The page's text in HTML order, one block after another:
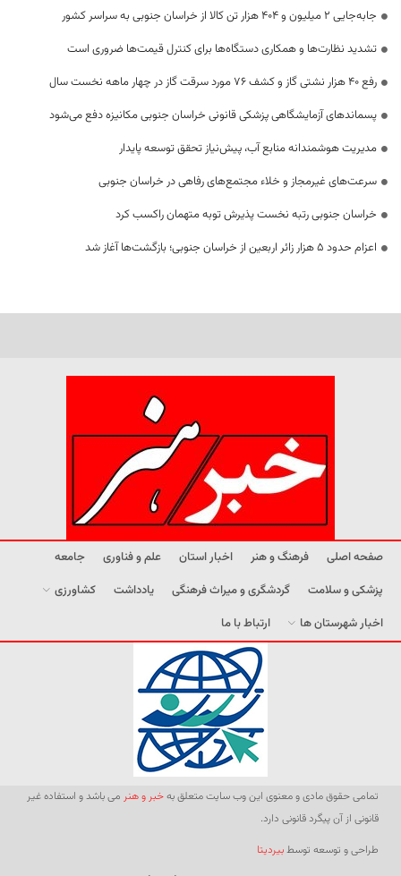
جابه‌جایی 2 میلیون و 404 هزار تن کالا از خراسان جنوبی به سراسر کشور
تشدید نظارت‌ها و همکاری دستگاه‌ها برای کنترل قیمت‌ها ضروری است
رفع 40 هزار نشتی گاز و کشف 76 مورد سرقت گاز در چهار ماهه نخست سال
پسماندهای آزمایشگاهی پزشکی قانونی خراسان جنوبی مکانیزه دفع می‌شود
مدیریت هوشمندانه منابع آب، پیش‌نیاز تحقق توسعه پایدار
سرعت‌های غیرمجاز و خلاء مجتمع‌های رفاهی در خراسان جنوبی
خراسان جنوبی رتبه نخست پذیرش توبه متهمان راکسب کرد
اعزام حدود 5 هزار زائر اربعین از خراسان جنوبی؛ بازگشت‌ها آغاز شد
صفحه اصلی فرهنگ و هنر اخبار استان علم و فناوری
جامعه
پزشکی و سلامت
گردشگری و میراث فرهنگی یادداشت
کشاورزی
اخبار شهرستان ها
ارتباط با ما
تمامی حقوق مادی و معنوی این وب سایت متعلق بهخبر و هنر می باشد و استفاده غیر
قانونی از آن پیگرد قانونی دارد.
طراحی و توسعه توسطبیردیتا